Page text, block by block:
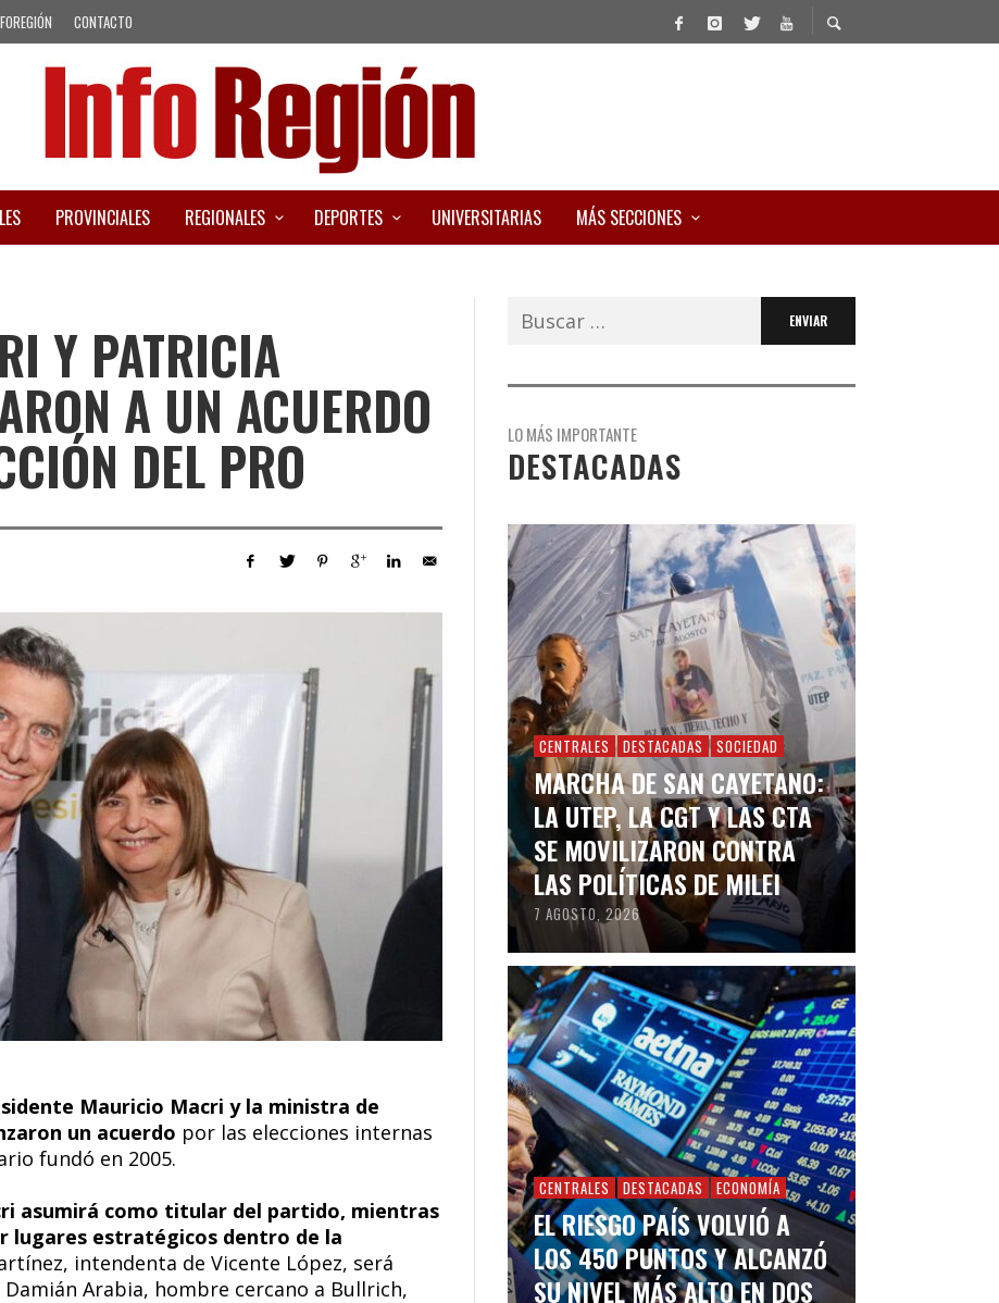
CONTACTO
PROVINCIALES REGIONALES DEPORTES UNIVERSITARIAS MÁS SECCIONES
Y PATRICIA
A UN ACUERDO
DEL PRO
Mauricio Macri y la ministra de
un acuerdo por las elecciones internas
fundó en 2005.
asumirá como titular del partido, mientras
lugares estratégicos dentro de la
intendenta de Vicente López, será
Arabia, hombre cercano a Bullrich,
Buscar:
LO MÁS IMPORTANTE
DESTACADAS
CENTRALES DESTACADAS SOCIEDAD
MARCHA DE SAN CAYETANO:
LA UTEP, LA CGT Y LAS CTA
SE MOVILIZARON CONTRA
LAS POLÍTICAS DE MILEI
7 AGOSTO, 2026
CENTRALES DESTACADAS ECONOMÍA
EL RIESGO PAÍS VOLVIÓ A
LOS 450 PUNTOS Y ALCANZÓ
SU NIVEL MÁS ALTO EN DOS